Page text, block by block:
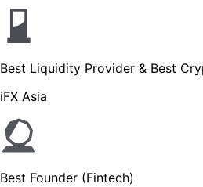
Best Liquidity Provider & Best
iFX Asia
Best Founder (Fintech)